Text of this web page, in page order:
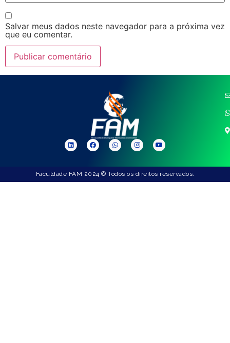
Salvar meus dados neste navegador para a próxima vez
que eu comentar.
Faculdade FAM 2024 © Todos os direitos reservados.